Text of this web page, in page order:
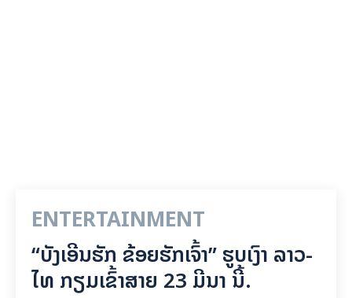
ENTERTAINMENT
“ບັງເອີນຮັກ ຂ້ອຍຮັກເຈົ້າ” ຮູບເງົາ ລາວ-
ໄທ ກຽມເຂົ້າສາຍ 23 ມີນາ ນີ້.